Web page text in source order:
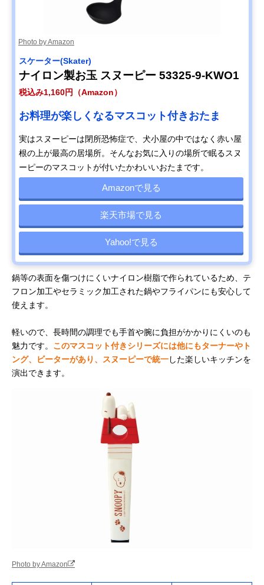
Photo by Amazon
スケーター(Skater)
ナイロン製お玉 スヌーピー 53325-9-KWO1
税込み1,160円（Amazon）
お料理が楽しくなるマスコット付きおたま
実はスヌーピーは閉所恐怖症で、犬小屋の中ではなく赤い屋
根の上が最高の居場所。そんなお気に入りの場所で眠るスヌ
ーピーのマスコットが付いたかわいいおたまです。
Amazonで見る
楽天市場で見る
Yahoo!で見る
鍋等の表面を傷つけにくいナイロン樹脂で作られているため、テ
フロン加工やセラミック加工された鍋や​​フライパンにも安心して
使えます。
軽いので、長時間の調理でも手首や腕に負担がかかりにくいのも
魅力です。 このマスコット付きシリーズには他にもターナーやト
ング、ビーターがあり、スヌーピーで統一した楽しいキッチンを
演出できます。
Photo by Amazon